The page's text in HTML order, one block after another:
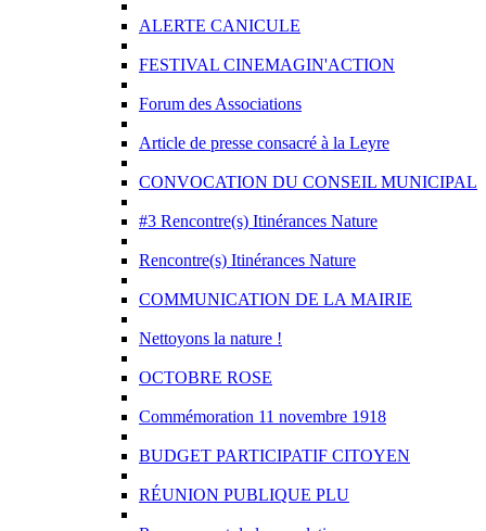
ALERTE CANICULE
FESTIVAL CINEMAGIN'ACTION
Forum des Associations
Article de presse consacré à la Leyre
CONVOCATION DU CONSEIL MUNICIPAL
#3 Rencontre(s) Itinérances Nature
Rencontre(s) Itinérances Nature
COMMUNICATION DE LA MAIRIE
Nettoyons la nature !
OCTOBRE ROSE
Commémoration 11 novembre 1918
BUDGET PARTICIPATIF CITOYEN
RÉUNION PUBLIQUE PLU